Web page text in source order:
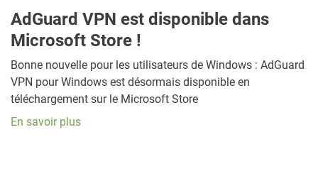
AdGuard VPN est disponible dans
Microsoft Store !
Bonne nouvelle pour les utilisateurs de Windows : AdGuard
VPN pour Windows est désormais disponible en
téléchargement sur le Microsoft Store
En savoir plus